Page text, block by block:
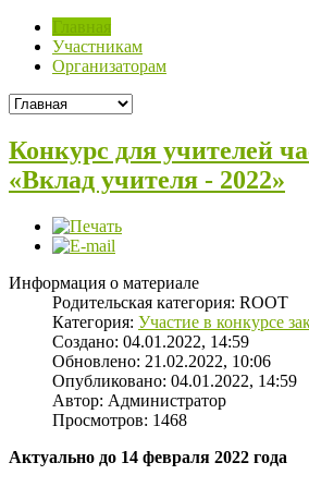
Главная
Участникам
Организаторам
Конкурс для учителей
«Вклад учителя - 2022»
Информация о материале
Родительская категория: ROOT
Категория: Участие в конкурсе
Создано: 04.01.2022, 14:59
Обновлено: 21.02.2022, 10:06
Опубликовано: 04.01.2022, 14:59
Автор: Администратор
Просмотров: 1468
Актуально до 14 февраля 2022 года